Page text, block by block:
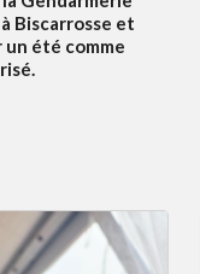
Biscarrosse et
un été comme